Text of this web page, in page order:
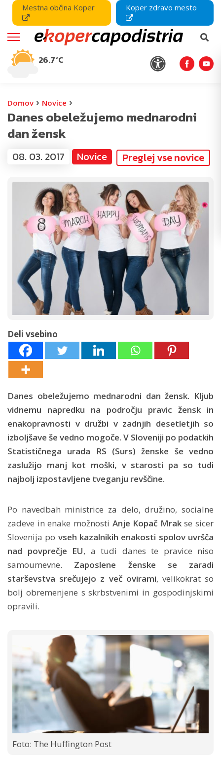
Mestna občina Koper Koper zdravo mesto
26.7°C
Domov › Novice ›
Danes obeležujemo mednarodni
dan žensk
08. 03. 2017 Novice Preglej vse novice
Deli vsebino
Danes obeležujemo mednarodni dan žensk. Kljub
vidnemu napredku na področju pravic žensk in
enakopravnosti v družbi v zadnjih desetletjih so
izboljšave še vedno mogoče. V Sloveniji po podatkih
Statističnega urada RS (Surs) ženske še vedno
zaslužijo manj kot moški, v starosti pa so tudi
najbolj izpostavljene tveganju revščine.
Po navedbah ministrice za delo, družino, socialne
zadeve in enake možnosti Anje Kopač Mrakse sicer
Slovenija po vseh kazalnikih enakosti spolov uvršča
nad povprečje EU, a tudi danes te pravice niso
samoumevne. Zaposlene ženske se zaradi
starševstva srečujejo z več ovirami, velikokrat so
bolj obremenjene s skrbstvenimi in gospodinjskimi
opravili.
Foto: The Huffington Post